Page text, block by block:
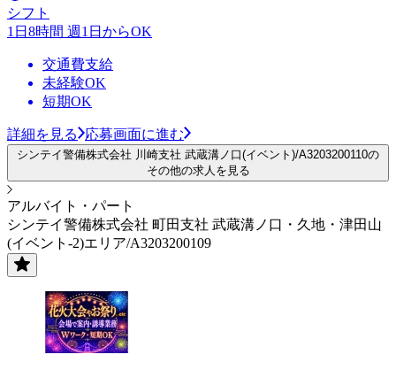
シフト
1日8時間 週1日からOK
交通費支給
未経験OK
短期OK
詳細を見る 応募画面に進む
シンテイ警備株式会社 川崎支社 武蔵溝ノ口(イベント)/A3203200110の
その他の求人を見る
アルバイト・パート
シンテイ警備株式会社 町田支社 武蔵溝ノ口・久地・津田山
(イベント-2)エリア/A3203200109